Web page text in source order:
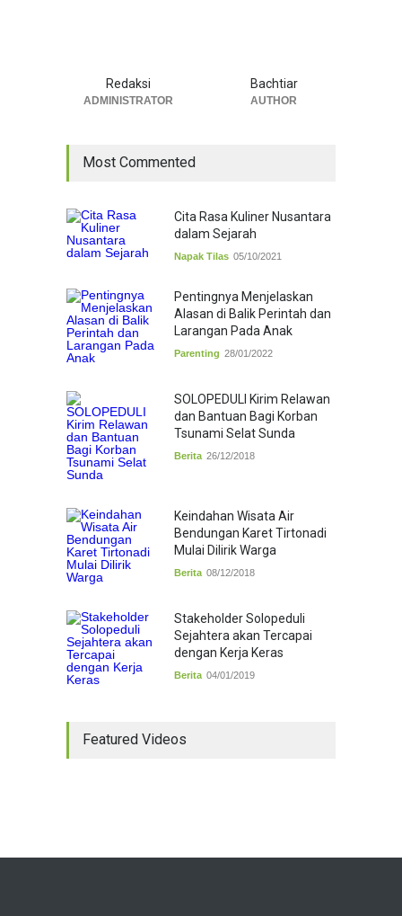
Redaksi
ADMINISTRATOR
Bachtiar
AUTHOR
Most Commented
Cita Rasa Kuliner Nusantara
dalam Sejarah
Napak Tilas 05/10/2021
Pentingnya Menjelaskan
Alasan di Balik Perintah dan
Larangan Pada Anak
Parenting 28/01/2022
SOLOPEDULI Kirim Relawan
dan Bantuan Bagi Korban
Tsunami Selat Sunda
Berita 26/12/2018
Keindahan Wisata Air
Bendungan Karet Tirtonadi
Mulai Dilirik Warga
Berita 08/12/2018
Stakeholder Solopeduli
Sejahtera akan Tercapai
dengan Kerja Keras
Berita 04/01/2019
Featured Videos